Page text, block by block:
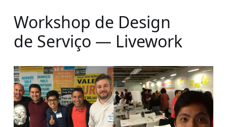
Workshop de Design
de Serviço — Livework